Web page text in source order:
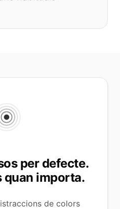
per defecte.
quan importa.
de colors